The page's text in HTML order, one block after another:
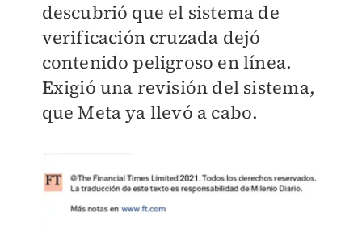
descubrió que el sistema de
verificación cruzada dejó
contenido peligroso en línea.
Exigió una revisión del sistema,
que Meta ya llevó a cabo.